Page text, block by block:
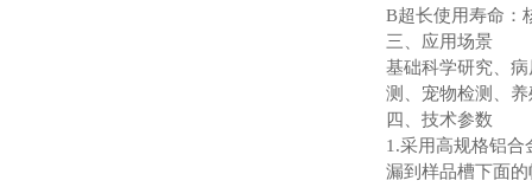
B超长使用寿命：
三、应用场景
基础科学研究、
测、宠物检测、
四、技术参数
1.采用高规格铝合
漏到样品槽下面